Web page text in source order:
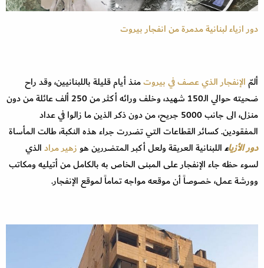
دور ازياء لبنانية مدمرة من انفجار بيروت
ألمّالإنفجار الذي عصف في بيروتمنذ أيام قليلة باللبنانيين، وقد راح
ضحيته حوالي الـ150 شهيد، وخلف ورائه أكثر من 250 ألف عائلة من دون
منزل، الى جانب 5000 جريح، من دون ذكر الذين ما زالوا في عداد
المفقودين. كسائر القطاعات التي تضررت جراء هذه النكبة، طالت المأساة
دور الأزياءاللبنانية العريقة ولعل أكبر المتضررين هوزهير مرادالذي
لسوء حظه جاء الإنفجار على المبنى الخاص به بالكامل من أتيليه ومكاتب
وورشة عمل، خصوصاً أن موقعه مواجه تماماً لموقع الإنفجار.